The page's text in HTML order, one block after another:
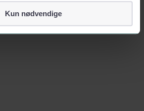
navn eller telefonnummer.
Kun nødvendige